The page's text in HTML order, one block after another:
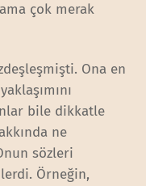
çok merak
Ona en
bile dikkatle
ne
sözleri
Örneğin,